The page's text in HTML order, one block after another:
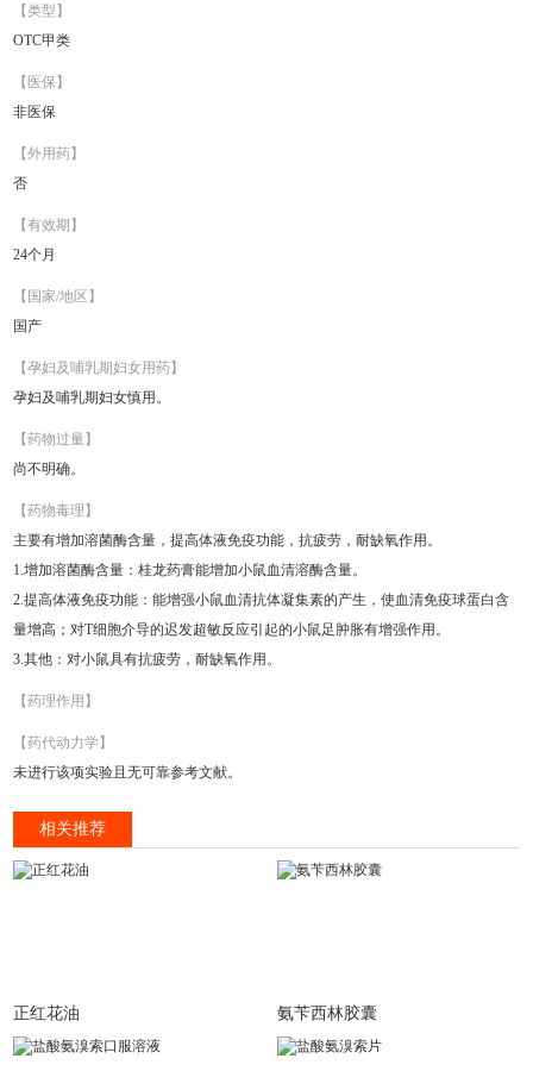
【类型】
OTC甲类
【医保】
非医保
【外用药】
否
【有效期】
24个月
【国家/地区】
国产
【孕妇及哺乳期妇女用药】
孕妇及哺乳期妇女慎用。
【药物过量】
尚不明确。
【药物毒理】
主要有增加溶菌酶含量，提高体液免疫功能，抗疲劳，耐缺氧作用。
1.增加溶菌酶含量：桂龙药膏能增加小鼠血清溶酶含量。
2.提高体液免疫功能：能增强小鼠血清抗体凝集素的产生，使血清免疫球蛋白含
量增高；对T细胞介导的迟发超敏反应引起的小鼠足肿胀有增强作用。
3.其他：对小鼠具有抗疲劳，耐缺氧作用。
【药理作用】
【药代动力学】
未进行该项实验且无可靠参考文献。
相关推荐
正红花油 氨苄西林胶囊